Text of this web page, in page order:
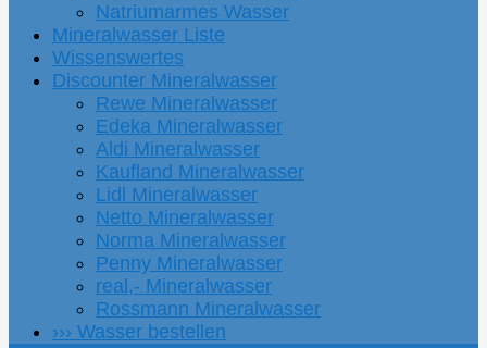
Natriumarmes Wasser
Mineralwasser Liste
Wissenswertes
Discounter Mineralwasser
Rewe Mineralwasser
Edeka Mineralwasser
Aldi Mineralwasser
Kaufland Mineralwasser
Lidl Mineralwasser
Netto Mineralwasser
Norma Mineralwasser
Penny Mineralwasser
real,- Mineralwasser
Rossmann Mineralwasser
››› Wasser bestellen